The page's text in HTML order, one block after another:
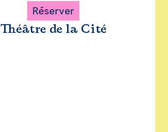
Réserver
Théâtre de la Cité